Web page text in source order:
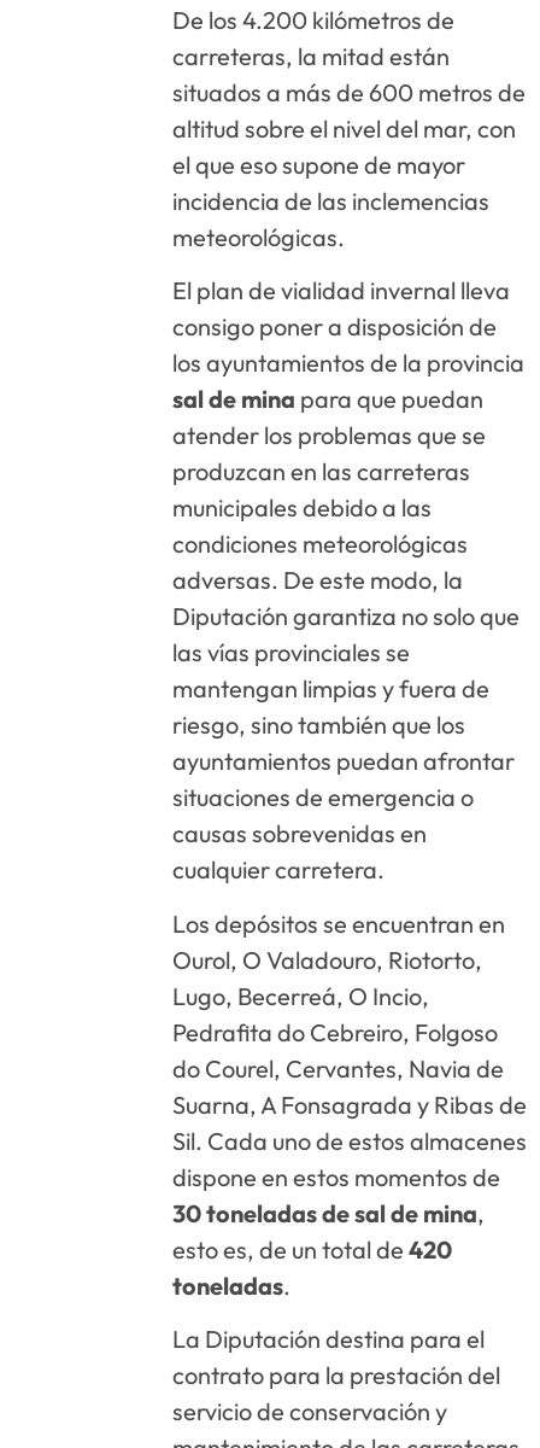
De los 4.200 kilómetros de
carreteras, la mitad están
situados a más de 600 metros de
altitud sobre el nivel del mar, con
el que eso supone de mayor
incidencia de las inclemencias
meteorológicas.
El plan de vialidad invernal lleva
consigo poner a disposición de
los ayuntamientos de la provincia
sal de mina para que puedan
atender los problemas que se
produzcan en las carreteras
municipales debido a las
condiciones meteorológicas
adversas. De este modo, la
Diputación garantiza no solo que
las vías provinciales se
mantengan limpias y fuera de
riesgo, sino también que los
ayuntamientos puedan afrontar
situaciones de emergencia o
causas sobrevenidas en
cualquier carretera.
Los depósitos se encuentran en
Ourol, O Valadouro, Riotorto,
Lugo, Becerreá, O Incio,
Pedrafita do Cebreiro, Folgoso
do Courel, Cervantes, Navia de
Suarna, A Fonsagrada y Ribas de
Sil. Cada uno de estos almacenes
dispone en estos momentos de
30 toneladas de sal de mina,
esto es, de un total de420
toneladas.
La Diputación destina para el
contrato para la prestación del
servicio de conservación y